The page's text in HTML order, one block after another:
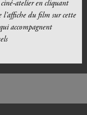
ciné-atelier en cliquant
l’affiche du film sur cette
accompagnent